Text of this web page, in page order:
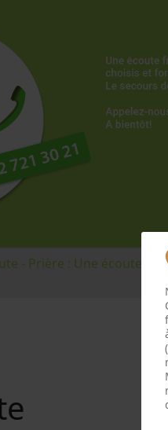
- Prière : Une écoute